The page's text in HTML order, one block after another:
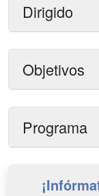
Dirigido
Objetivos
Programa